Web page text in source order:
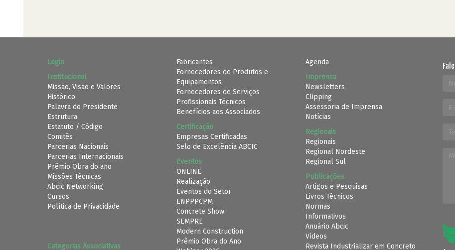
Login
Institucional
Missão, Visão e Valores
Histórico
Palavra do Presidente
Estrutura
Estatuto / Código
Comitês
Parcerias Nacionais
Parcerias Internacionais
Prêmio Obra do ano
Missões Técnicas
Abcic Networking
Cursos
Política de Privacidade
Categorias Associativas
Fabricantes
Fornecedores de Produtos e
Equipamentos
Fornecedores de Serviços
Profissionais Técnicos
Benefícios aos Associados
Certificação
Empresas Certificadas
Selo de Excelência ABCIC
Eventos
ONLINE
Realização
Eventos do Setor
ENPPPCPM
Concrete Show
SEMPRE
Modern Construction
Prêmio Obra do Ano
Agenda
Imprensa
Newsletters
Clipping
Assessoria de Imprensa
Notícias
Regionais
Regionais
Regional Nordeste
Regional Sul
Publicações
Artigos e Pesquisas
Livros Técnicos
Normas
Informativos
Anuário Abcic
Vídeos
Revista Industrializar em Concreto